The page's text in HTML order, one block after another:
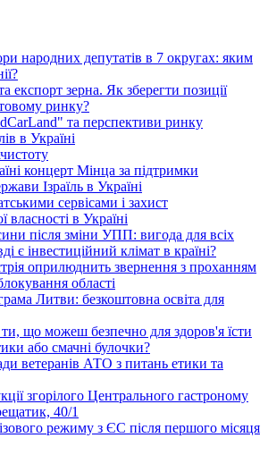
народних депутатів в 7 округах: яким
експорт зерна. Як зберегти позиції
ринку?
та перспективи ринку
в Україні
концерт Мінца за підтримки
Ізраїль в Україні
сервісами і захист
власності в Україні
після зміни УПП: вигода для всіх
є інвестиційний клімат в країні?
оприлюднить звернення з проханням
області
Литви: безкоштовна освіта для
що можеш безпечно для здоров'я їсти
або смачні булочки?
ветеранів АТО з питань етики та
згорілого Центрального гастроному
40/1
режиму з ЄС після першого місяця